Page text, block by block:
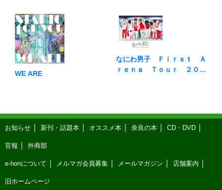
WE ARE
なにわ男子 Ｆｉｒｓｔ Ａ
ｒｅｎａ Ｔｏｕｒ ２０２
お知らせ 新刊・話題本 オススメ本 奈良の本 CD・DVD
官報 外商部
e-honについて メルマガ会員募集 メールマガジン 店舗案内
旧ホームページ